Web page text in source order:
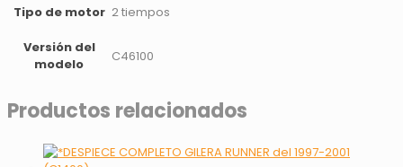
Tipo de motor 2 tiempos
Versión del
modelo
C46100
Productos relacionados